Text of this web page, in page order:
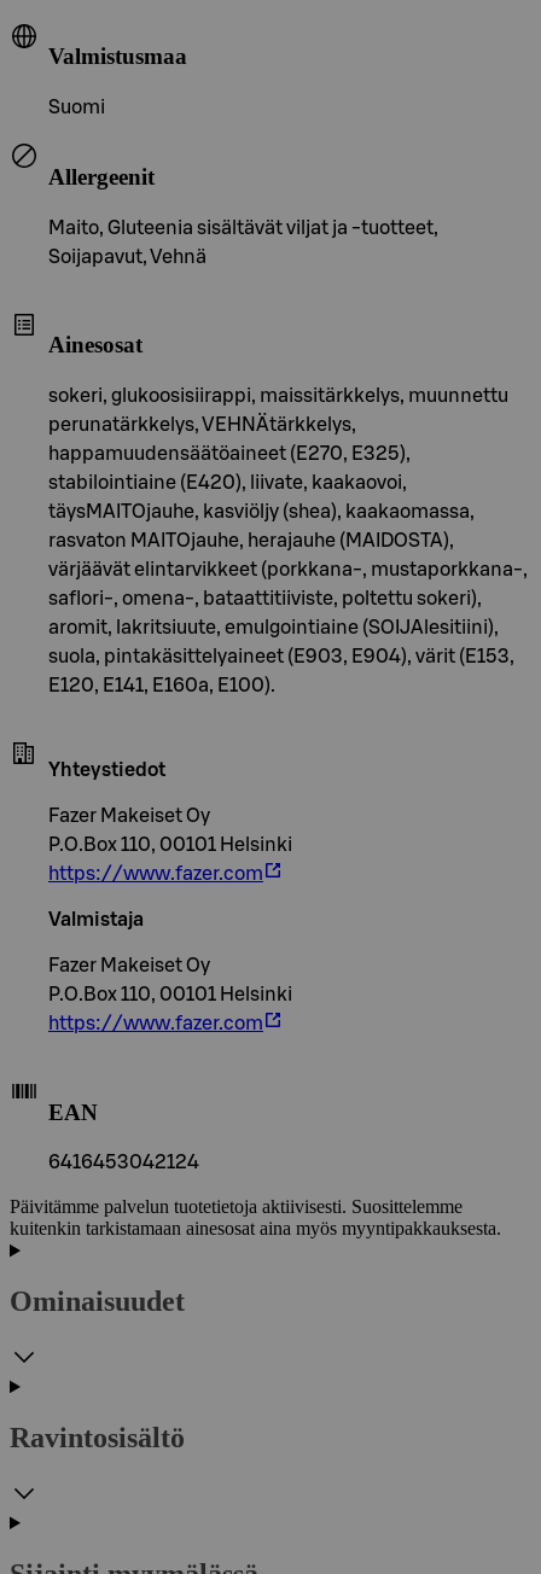
Valmistusmaa
Suomi
Allergeenit
Maito, Gluteenia sisältävät viljat ja -tuotteet,
Soijapavut, Vehnä
Ainesosat
sokeri, glukoosisiirappi, maissitärkkelys, muunnettu
perunatärkkelys, VEHNÄtärkkelys,
happamuudensäätöaineet (E270, E325),
stabilointiaine (E420), liivate, kaakaovoi,
täysMAITOjauhe, kasviöljy (shea), kaakaomassa,
rasvaton MAITOjauhe, herajauhe (MAIDOSTA),
värjäävät elintarvikkeet (porkkana-, mustaporkkana-,
saflori-, omena-, bataattitiiviste, poltettu sokeri),
aromit, lakritsiuute, emulgointiaine (SOIJAlesitiini),
suola, pintakäsittelyaineet (E903, E904), värit (E153,
E120, E141, E160a, E100).
Yhteystiedot
Fazer Makeiset Oy
P.O.Box 110, 00101 Helsinki
https://www.fazer.com
Valmistaja
Fazer Makeiset Oy
P.O.Box 110, 00101 Helsinki
https://www.fazer.com
EAN
6416453042124
Päivitämme palvelun tuotetietoja aktiivisesti. Suosittelemme
kuitenkin tarkistamaan ainesosat aina myös myyntipakkauksesta.
Ominaisuudet
Ravintosisältö